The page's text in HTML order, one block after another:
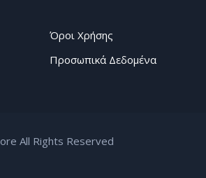
Όροι Χρήσης
Προσωπικά Δεδομένα
All Rights Reserved